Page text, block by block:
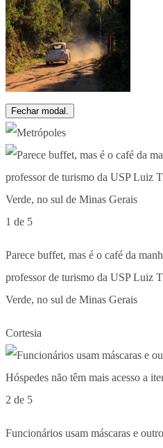
Fechar modal.
1 de 5
Parece buffet, mas é o café da
professor de turismo da USP Luiz
Verde, no sul de Minas Gerais
Cortesia
2 de 5
Funcionários usam máscaras e